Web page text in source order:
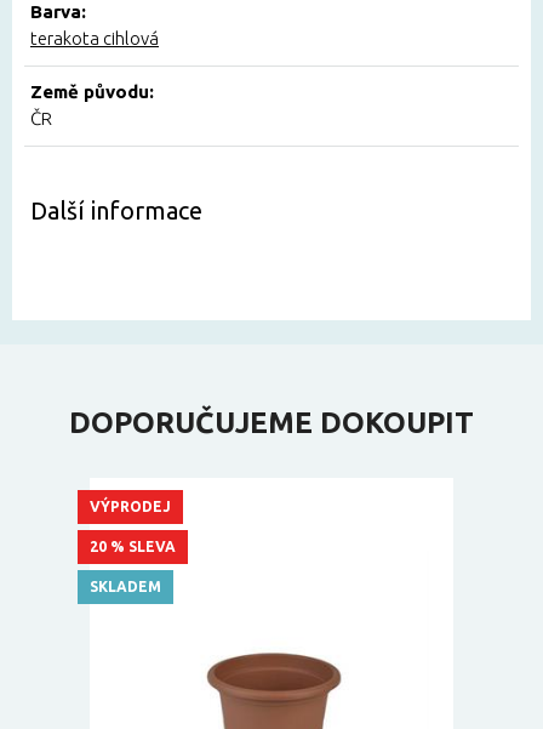
Barva:
terakota cihlová
Země původu:
ČR
Další informace
DOPORUČUJEME DOKOUPIT
VÝPRODEJ
20 % SLEVA
SKLADEM